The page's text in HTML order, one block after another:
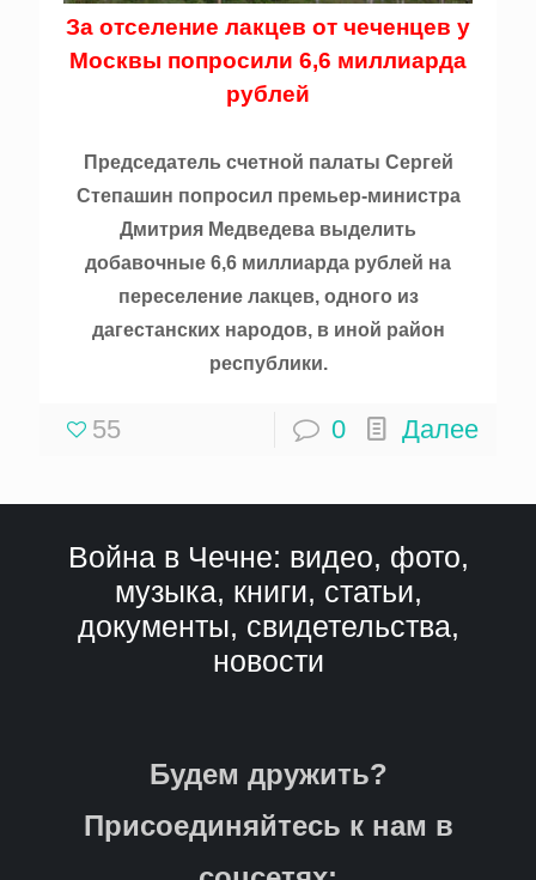
За отселение лакцев от чеченцев у
Москвы попросили 6,6 миллиарда
рублей
Председатель счетной палаты Сергей
Степашин попросил премьер-министра
Дмитрия Медведева выделить
добавочные 6,6 миллиарда рублей на
переселение лакцев, одного из
дагестанских народов, в иной район
республики.
55 0 Далее
Война в Чечне: видео, фото,
музыка, книги, статьи,
документы, свидетельства,
новости
Будем дружить?
Присоединяйтесь к нам в